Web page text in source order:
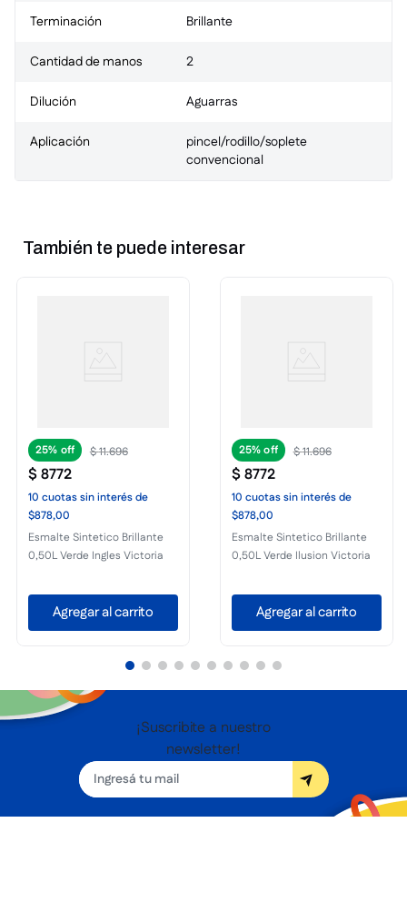
Terminación Brillante
Cantidad de manos 2
Dilución Aguarras
Aplicación
pincel/rodillo/soplete
convencional
También te puede interesar
25% $11.696
$8772
10 cuotassin interésde
$878,00
Esmalte Sintetico Brillante
0,50L Verde Ingles Victoria
Agregar al carrito
25% $11.696
$8772
10 cuotassin interésde
$878,00
Esmalte Sintetico Brillante
0,50L Verde Ilusion Victoria
Agregar al carrito
¡Suscribite a nuestro
newsletter!